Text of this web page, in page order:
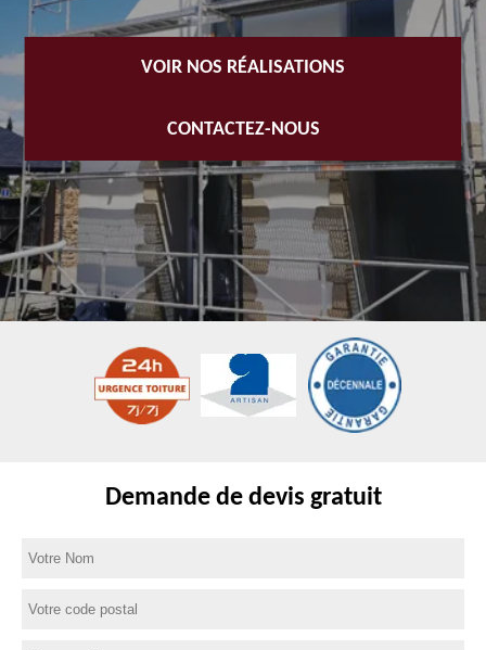
VOIR NOS RÉALISATIONS
CONTACTEZ-NOUS
Demande de devis gratuit